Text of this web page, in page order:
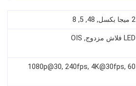
2 ميجا بكسل, 48, 5, 8
LED فلاش مزدوج, OIS
1080p@30, 240fps, 4K@30fps, 60